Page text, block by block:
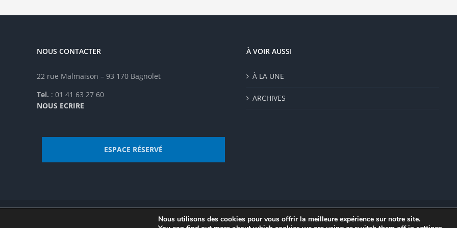
NOUS CONTACTER
22 rue Malmaison – 93 170 Bagnolet
Tel. : 01 41 63 27 60
NOUS ECRIRE
ESPACE RÉSERVÉ
À VOIR AUSSI
À LA UNE
ARCHIVES
© Institut de recherche de la FSU 2023 | ParFSU|Plan du site|Mentions légales |Politique de confidentialité|CGV
Nous utilisons des cookies pour vous offrir la meilleure expérience sur notre site.